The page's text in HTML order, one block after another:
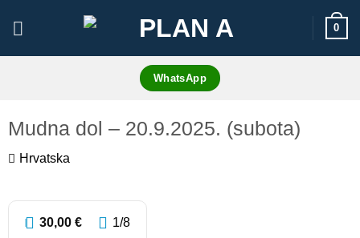
0
WhatsApp
Mudna dol – 20.9.2025. (subota)
Hrvatska
30,00 € 1/8